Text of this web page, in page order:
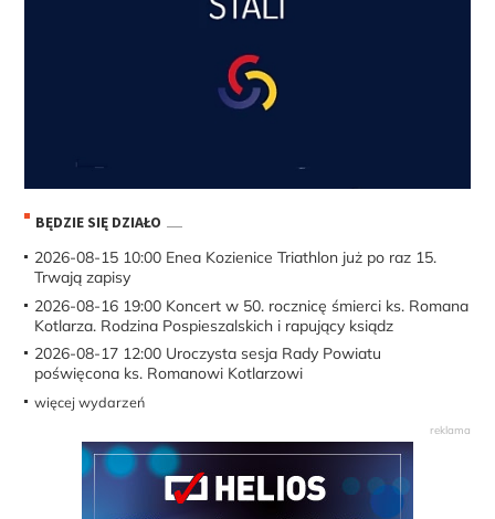
BĘDZIE SIĘ DZIAŁO
2026-08-15 10:00 Enea Kozienice Triathlon już po raz 15.
Trwają zapisy
2026-08-16 19:00 Koncert w 50. rocznicę śmierci ks. Romana
Kotlarza. Rodzina Pospieszalskich i rapujący ksiądz
2026-08-17 12:00 Uroczysta sesja Rady Powiatu
poświęcona ks. Romanowi Kotlarzowi
więcej wydarzeń